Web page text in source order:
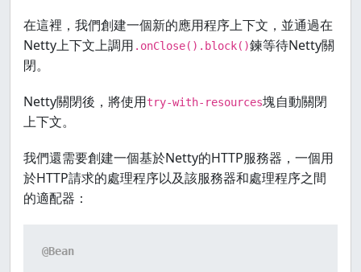
在這裡，我們創建一個新的應用程序上下文，並通過在
Netty上下文上調用 .onClose().block()鍊等待Netty關
閉。
Netty關閉後，將使用try-with-resources塊自動關閉
上下文。
我們還需要創建一個基於Netty的HTTP服務器，一個用
於HTTP請求的處理程序以及該服務器和處理程序之間
的適配器：
@Bean